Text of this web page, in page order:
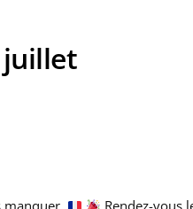
juillet